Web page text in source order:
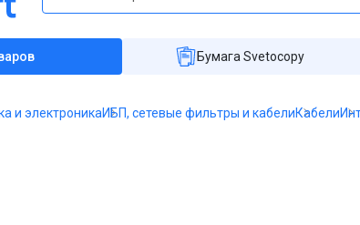
Бумага Svetocopy
и электроникаИБП, сетевые фильтры и кабелиКабели